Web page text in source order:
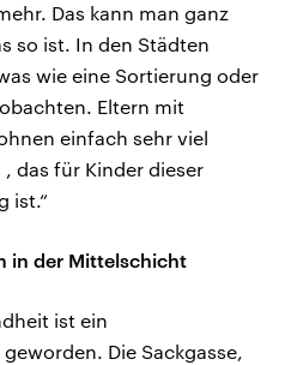
Das kann man ganz
so ist. In den Städten
wie eine Sortierung oder
Eltern mit
einfach sehr viel
das für Kinder dieser
ist.“
in der Mittelschicht
ist ein
Die Sackgasse,